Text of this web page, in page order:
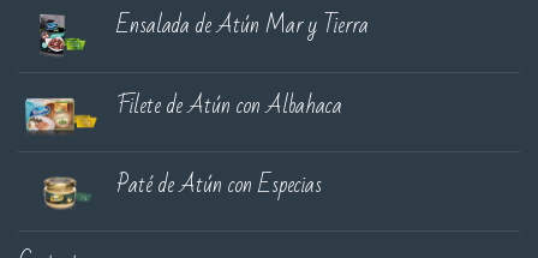
Ensalada de Atún Mar y Tierra
Filete de Atún con Albahaca
Paté de Atún con Especias